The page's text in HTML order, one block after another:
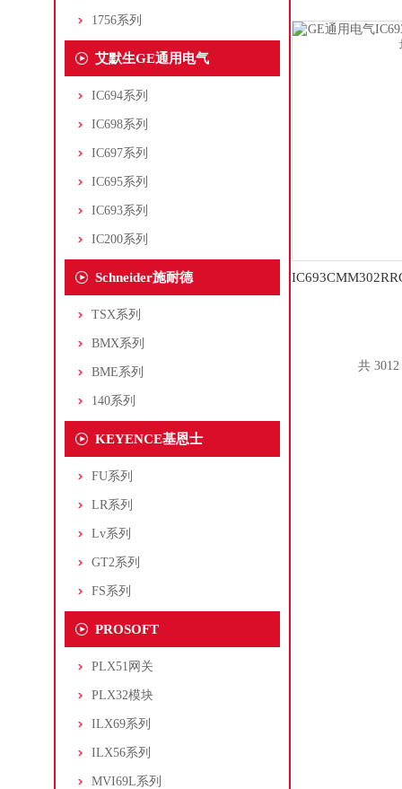
1756系列
艾默生GE通用电气
IC694系列
IC698系列
IC697系列
IC695系列
IC693系列
IC200系列
Schneider施耐德
TSX系列
BMX系列
BME系列
140系列
KEYENCE基恩士
FU系列
LR系列
Lv系列
GT2系列
FS系列
PROSOFT
PLX51网关
PLX32模块
ILX69系列
ILX56系列
MVI69L系列
共